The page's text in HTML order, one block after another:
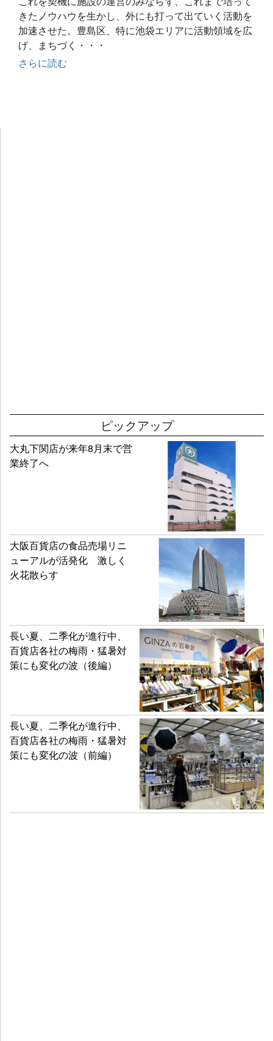
きたノウハウを生かし、外にも打って出ていく活動を
加速させた。豊島区、特に池袋エリアに活動領域を広
げ、まちづく・・・
さらに読む
ピックアップ
大丸下関店が来年8月末で営
業終了へ
大阪百貨店の食品売場リニ
ューアルが活発化 激しく
火花散らす
長い夏、二季化が進行中、
百貨店各社の梅雨・猛暑対
策にも変化の波（後編）
長い夏、二季化が進行中、
百貨店各社の梅雨・猛暑対
策にも変化の波（前編）